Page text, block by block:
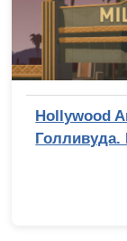
Hollywood
Голливуда.